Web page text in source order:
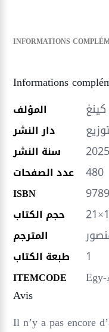
INFORMATIONS
Informations
المؤلف
دار النشر
سنة النشر 2025
عدد الصفحات 480
ISBN
حجم الكتاب
المترجم
طبعة الكتاب 1
ITEMCODE
Avis
Il n’y a pas encore